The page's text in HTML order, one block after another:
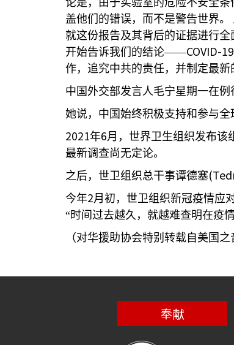
论是，由于实验室的危险不安全
盖他们的错误，而不是警告世界。
就这份报告及其背后的证据进行全
开始告诉我们的结论——COVID-19
作，追究中共的责任，并制定最
中国外交部发言人毛宁星期一在
她说，中国始终积极支持和参与全
2021年6月，世界卫生组织发布该
最新调查尚无定论。
之后，世卫组织总干事谭德塞
今年2月初，世卫组织新冠疫情应
“时间过去越久，就越难查明在疫
（对华援助协会特别转载自美国之
奉献